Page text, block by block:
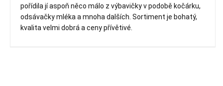
pořídila jí aspoň něco málo z výbavičky v podobě kočárku,
odsávačky mléka a mnoha dalších. Sortiment je bohatý,
kvalita velmi dobrá a ceny přívětivé.